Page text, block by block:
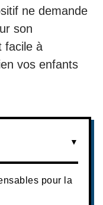
ne demande
son
facile à
vos enfants
pour la